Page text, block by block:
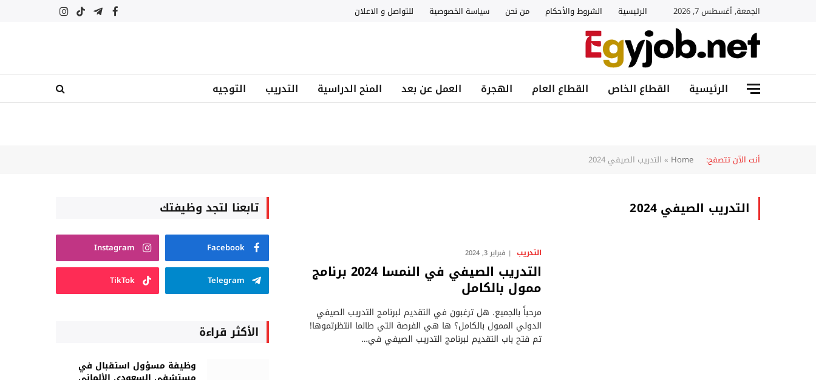
الجمعة, أغسطس 7, 2026 الرئيسية الشروط والأحكام من نحن سياسة الخصوصية للتواصل و الاعلان فيسبوكتيلقرامتيكتوكالانستغرام
الرئيسية القطاع الخاص القطاع العام الهجرة العمل عن بعد المنح الدراسية التدريب التوجيه
أنت الآن تتصفح: Home
» التدريب الصيفي 2024
التدريب الصيفي 2024
التدريب فبراير 3, 2024
التدريب الصيفي في النمسا 2024 برنامج
ممول بالكامل
مرحباً بالجميع. هل ترغبون في التقديم لبرنامج التدريب الصيفي
الدولي الممول بالكامل؟ ها هي الفرصة التي طالما انتظرتموها!
تم فتح باب التقديم لبرنامج التدريب الصيفي في…
تابعنا لتجد وظيفتك
Facebook
Instagram
Telegram
TikTok
الأكثر قراءة
وظيفة مسؤول استقبال في